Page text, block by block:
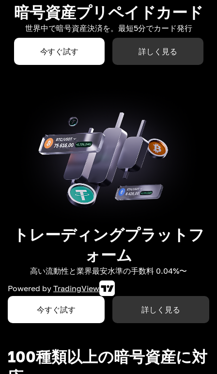
暗号資産プリペイドカード
世界中で暗号資産決済を。最短5分でカード発行
今すぐ試す 詳しく見る
トレーディングプラットフ
ォーム
高い流動性と業界最安水準の手数料 0.04%〜
Powered by TradingView
今すぐ試す 詳しく見る
100種類以上の暗号資産に対